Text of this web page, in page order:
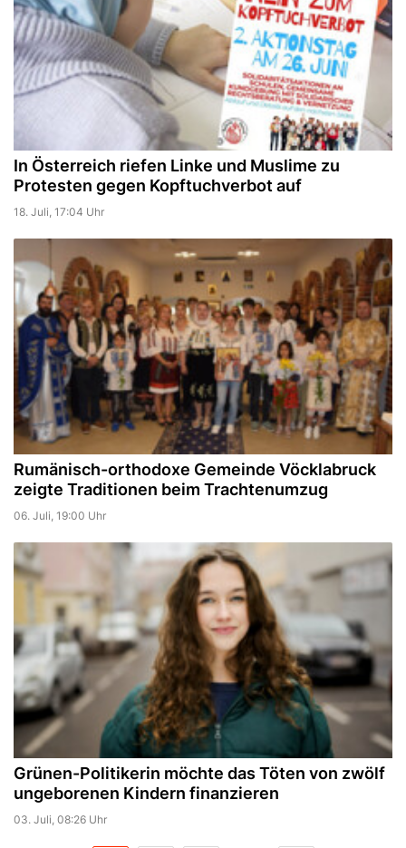
In Österreich riefen Linke und Muslime zu
Protesten gegen Kopftuchverbot auf
18. Juli, 17:04 Uhr
Rumänisch-orthodoxe Gemeinde Vöcklabruck
zeigte Traditionen beim Trachtenumzug
06. Juli, 19:00 Uhr
Grünen-Politikerin möchte das Töten von zwölf
ungeborenen Kindern finanzieren
03. Juli, 08:26 Uhr